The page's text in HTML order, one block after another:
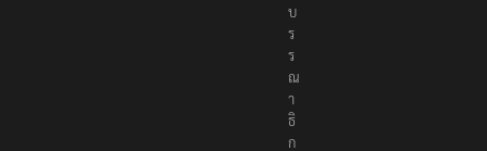
บ
ร
ร
ณ
า
ธิ
ก